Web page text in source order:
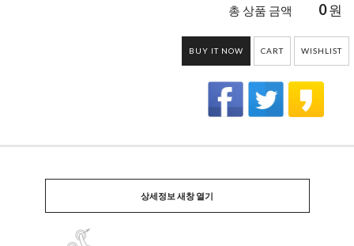
총 상품 금액 0원
BUY IT NOW CART WISHLIST
상세정보 새창 열기